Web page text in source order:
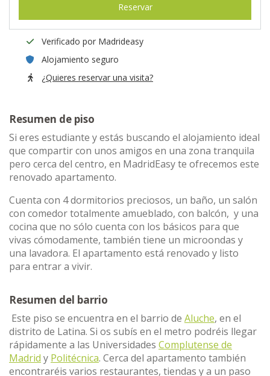
Reservar
Verificado por Madrideasy
Alojamiento seguro
¿Quieres reservar una visita?
Resumen de piso
Si eres estudiante y estás buscando el alojamiento ideal
que compartir con unos amigos en una zona tranquila
pero cerca del centro, en MadridEasy te ofrecemos este
renovado apartamento.
Cuenta con 4 dormitorios preciosos, un baño, un salón
con comedor totalmente amueblado, con balcón, y una
cocina que no sólo cuenta con los básicos para que
vivas cómodamente, también tiene un microondas y
una lavadora. El apartamento está renovado y listo
para entrar a vivir.
Resumen del barrio
Este piso se encuentra en el barrio de Aluche, en el
distrito de Latina. Si os subís en el metro podréis llegar
rápidamente a las Universidades Complutense de
Madrid y Politécnica. Cerca del apartamento también
encontraréis varios restaurantes, tiendas y a un paso